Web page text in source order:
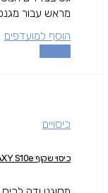
מראש עבור מגנט
הוסף למועדפים
כיסויים
כיסוי שקוף OtterBox Symmetry – GALAXY S10e